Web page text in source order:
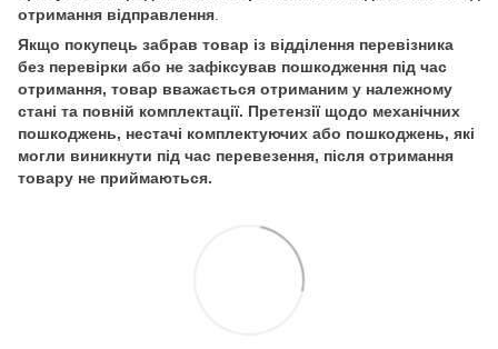
отримання відправлення
Якщо покупець забрав товар із відділення перевізника
без перевірки або не зафіксував пошкодження під час
отримання, товар вважається отриманим у належному
стані та повній комплектації. Претензії щодо механічних
пошкоджень, нестачі комплектуючих або пошкоджень, які
могли виникнути під час перевезення, після отримання
товару не приймаються.